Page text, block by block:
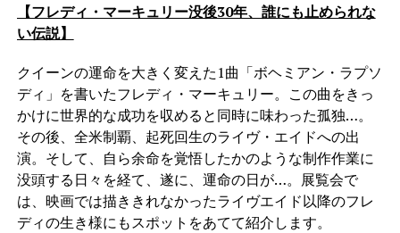
【フレディ・マーキュリー没後30年、誰にも止められな
い伝説】
クイーンの運命を大きく変えた1曲「ボヘミアン・ラプソ
ディ」を書いたフレディ・マーキュリー。この曲をきっ
かけに世界的な成功を収めると同時に味わった孤独…。
その後、全米制覇、起死回生のライヴ・エイドへの出
演。そして、自ら余命を覚悟したかのような制作作業に
没頭する日々を経て、遂に、運命の日が…。展覧会で
は、映画では描ききれなかったライヴエイド以降のフレ
ディの生き様にもスポットをあてて紹介します。